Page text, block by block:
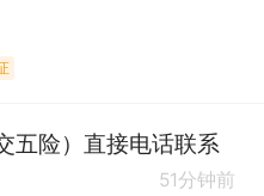
五险）直接电话联系
51分钟前